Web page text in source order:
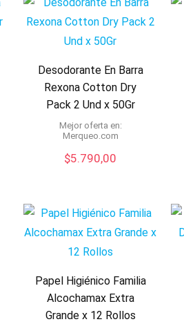
Desodorante En Barra
Rexona Cotton Dry
Pack 2 Und x 50Gr
Mejor oferta en:
merqueo.com
$5.790,00
Papel Higiénico Familia
Alcochamax Extra
Grande x 12 Rollos